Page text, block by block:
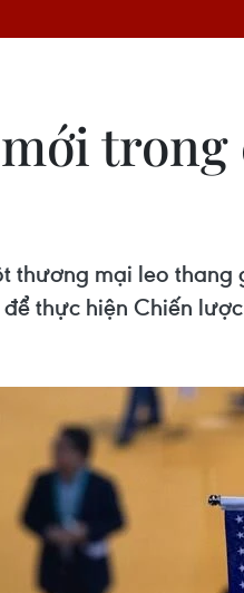
thương mại leo
thực hiện Chiến